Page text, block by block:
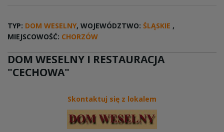
TYP: DOM WESELNY, WOJEWÓDZTWO: ŚLĄSKIE ,
MIEJSCOWOŚĆ: CHORZÓW
DOM WESELNY I RESTAURACJA
"CECHOWA"
Skontaktuj się z lokalem